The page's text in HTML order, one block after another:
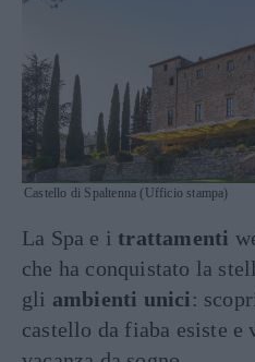
Castello di Spaltenna (Ufficio stampa)
La Spa e itrattamenti
che ha conquistato la
gli ambienti unici :
castello da fiaba esiste e